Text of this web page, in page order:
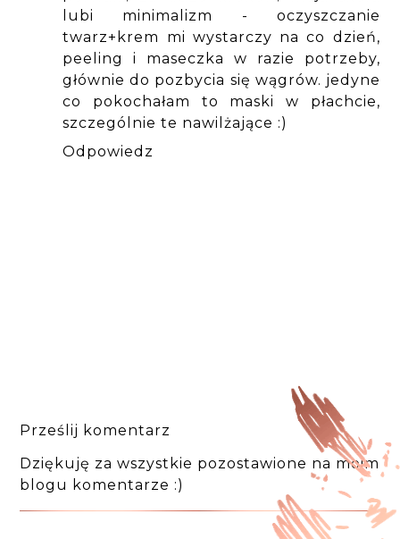
lubi minimalizm - oczyszczanie
twarz+krem mi wystarczy na co dzień,
peeling i maseczka w razie potrzeby,
głównie do pozbycia się wągrów. jedyne
co pokochałam to maski w płachcie,
szczególnie te nawilżające :)
Odpowiedz
Prześlij komentarz
Dziękuję za wszystkie pozostawione na moim
blogu komentarze :)